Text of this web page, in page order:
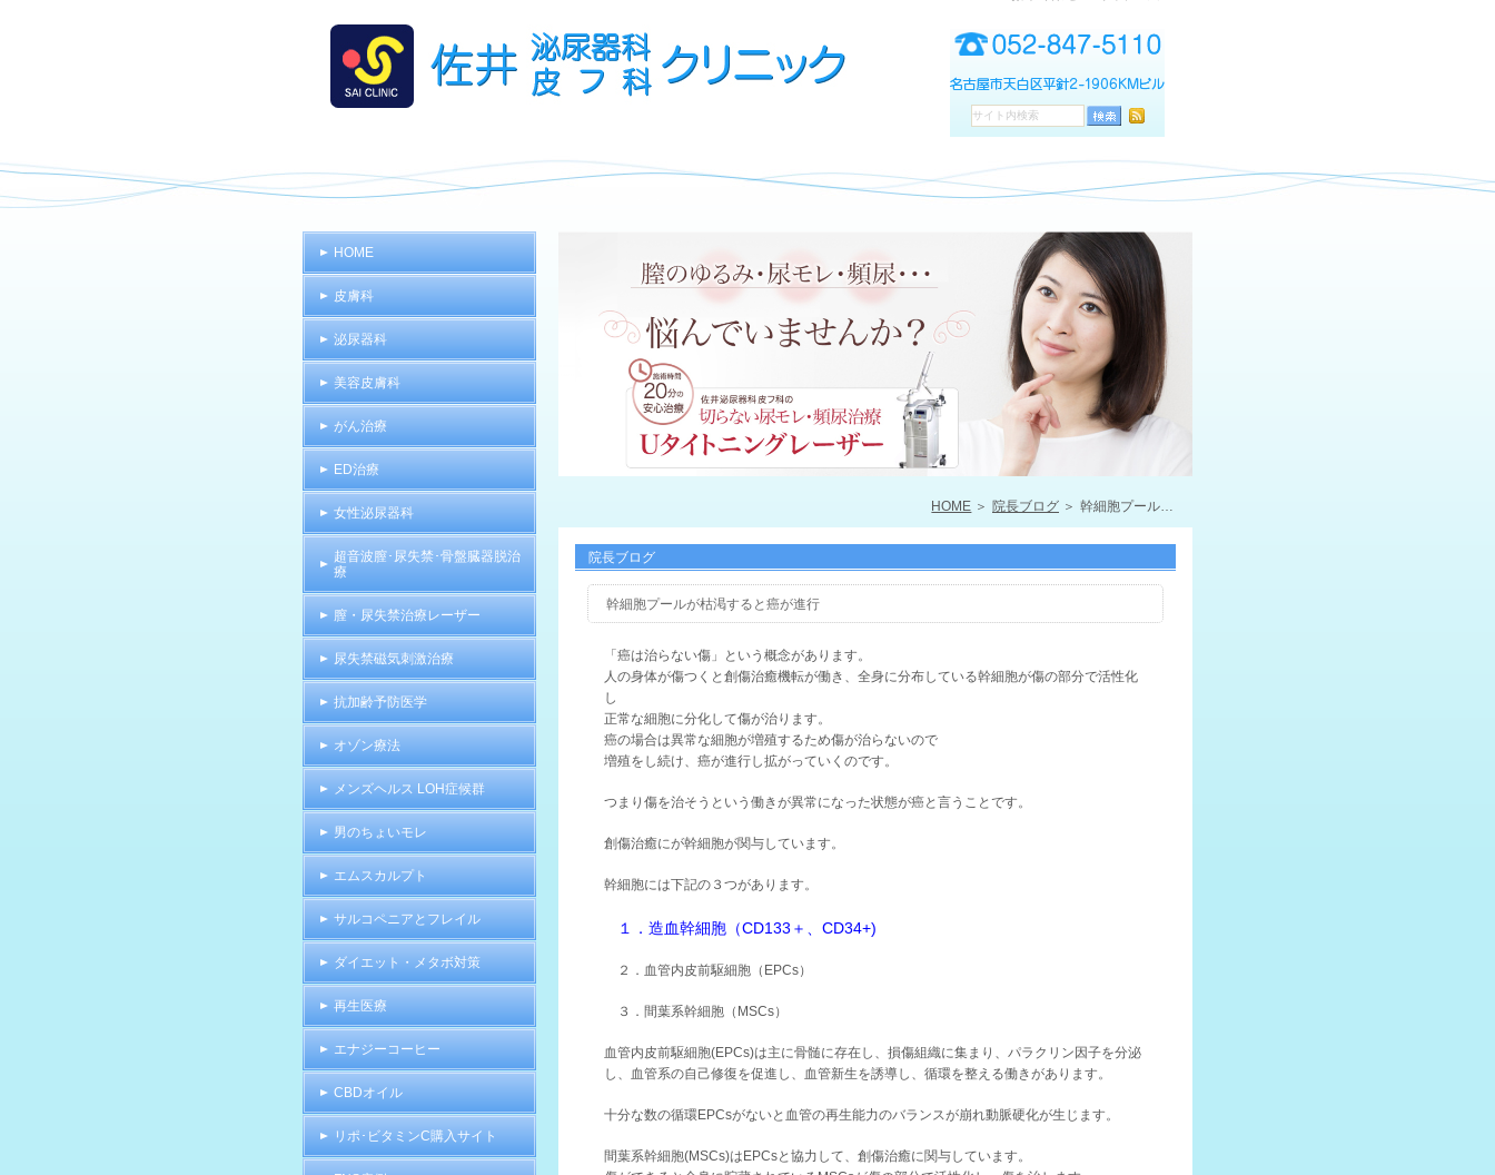
HOME 院長ブログ 幹細胞プールが枯渇すると癌が進行
院長ブログ
幹細胞プールが枯渇すると癌が進行
「癌は治らない傷」という概念があります。
人の身体が傷つくと創傷治癒機転が働き、全身に分布している幹細胞が傷の部分で活性化
し
正常な細胞に分化して傷が治ります。
癌の場合は異常な細胞が増殖するため傷が治らないので
増殖をし続け、癌が進行し拡がっていくのです。
つまり傷を治そうという働きが異常になった状態が癌と言うことです。
創傷治癒にが幹細胞が関与しています。
幹細胞には下記の３つがあります。
１．造血幹細胞（CD133＋、CD34+)
２．血管内皮前駆細胞（EPCs）
３．間葉系幹細胞（MSCs）
血管内皮前駆細胞(EPCs)は主に骨髄に存在し、損傷組織に集まり、パラクリン因子を分泌
し、血管系の自己修復を促進し、血管新生を誘導し、循環を整える働きがあります。
十分な数の循環EPCsがないと血管の再生能力のバランスが崩れ動脈硬化が生じます。
間葉系幹細胞(MSCs)はEPCsと協力して、創傷治癒に関与しています。
HOME
皮膚科
泌尿器科
美容皮膚科
がん治療
ED治療
女性泌尿器科
超音波膣･尿失禁･骨盤臓器脱治
療
膣・尿失禁治療レーザー
尿失禁磁気刺激治療
抗加齢予防医学
オゾン療法
メンズヘルス LOH症候群
男のちょいモレ
エムスカルプト
サルコペニアとフレイル
ダイエット・メタボ対策
再生医療
エナジーコーヒー
CBDオイル
リポ･ビタミンC購入サイト